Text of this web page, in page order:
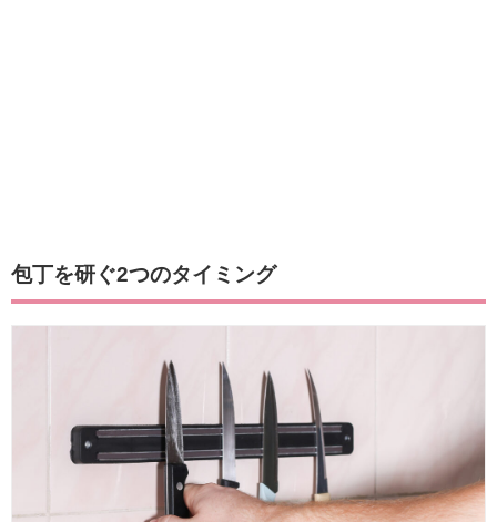
包丁を研ぐ2つのタイミング